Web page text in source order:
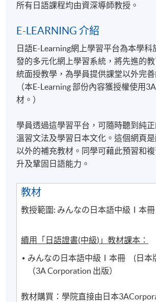
所有日語課程均由資深導師教授。
E-LEARNING 介紹
日語E-Learning網上學習平台為本學科
發的多元化網上學習系統，將先進的
統面授教學，為學員提供課堂以外完善
（本E-Learning 部份內容獲授權使用
材。）
學員透過這學習平台，可隨時聽到純正
溫習文法及學習日本文化。這個網頁
以外的補充教材。同學可藉此預習和
升及鞏固日語能力。
教材
教授範圍: みんなの日本語中級Ⅰ本冊
續用「日語證書(中級) 」教材課本：
みんなの日本語中級Ⅰ本冊 (日本
（3ACorporation 出版）
教材購買：學院直接由日本